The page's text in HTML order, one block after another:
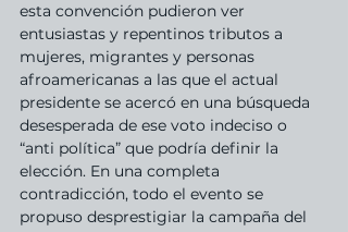
esta convención pudieron ver
entusiastas y repentinos tributos a
mujeres, migrantes y personas
afroamericanas a las que el actual
presidente se acercó en una búsqueda
desesperada de ese voto indeciso o
“anti política” que podría definir la
elección. En una completa
contradicción, todo el evento se
propuso desprestigiar la campaña del